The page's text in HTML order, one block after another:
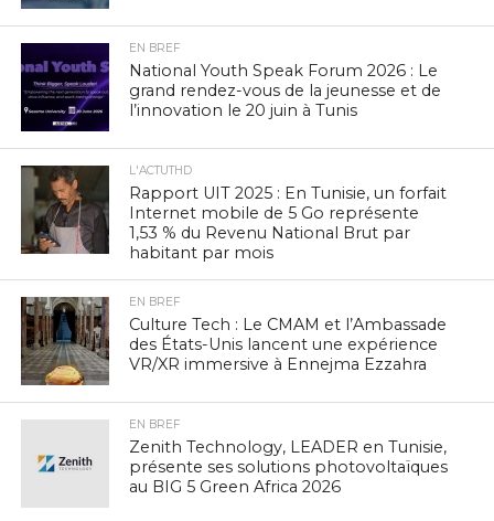
EN BREF
National Youth Speak Forum 2026 : Le
grand rendez-vous de la jeunesse et de
l’innovation le 20 juin à Tunis
L'ACTUTHD
Rapport UIT 2025 : En Tunisie, un forfait
Internet mobile de 5 Go représente
1,53 % du Revenu National Brut par
habitant par mois
EN BREF
Culture Tech : Le CMAM et l’Ambassade
des États-Unis lancent une expérience
VR/XR immersive à Ennejma Ezzahra
EN BREF
Zenith Technology, LEADER en Tunisie,
présente ses solutions photovoltaïques
au BIG 5 Green Africa 2026